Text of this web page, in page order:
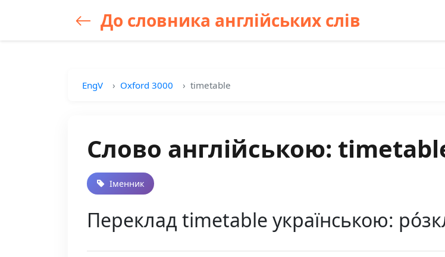
До словника англійських слів
EngV Oxford 3000 timetable
Слово англійською:
Іменник
Переклад timetable українською: